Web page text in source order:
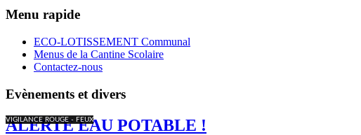
Menu rapide
ECO-LOTISSEMENT Communal
Menus de la Cantine Scolaire
Contactez-nous
Evènements et divers
VIGILANCE ROUGE - FEUX
ALERTE EAU POTABLE !